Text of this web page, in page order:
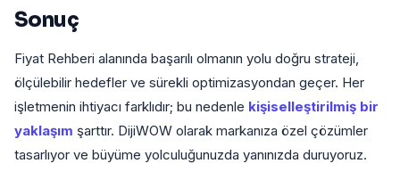
Sonuç
Fiyat Rehberi alanında başarılı olmanın yolu doğru strateji,
ölçülebilir hedefler ve sürekli optimizasyondan geçer. Her
işletmenin ihtiyacı farklıdır; bu nedenle kişiselleştirilmiş bir
yaklaşım şarttır. DijiWOW olarak markanıza özel çözümler
tasarlıyor ve büyüme yolculuğunuzda yanınızda duruyoruz.